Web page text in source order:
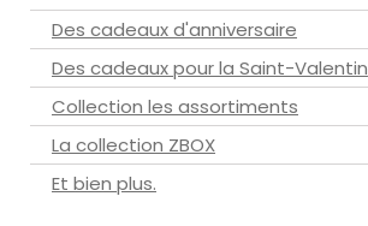
Des cadeaux d'anniversaire
Des cadeaux pour la Saint-Valentin
Collection les assortiments
La collection ZBOX
Et bien plus.